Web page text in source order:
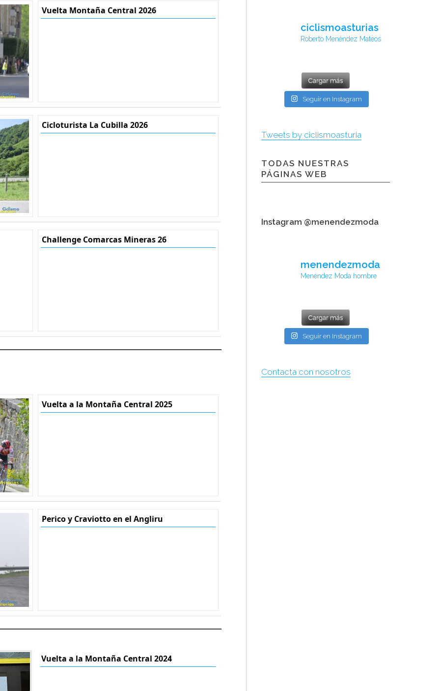
Vuelta Montaña Central 2026
Cicloturista La Cubilla 2026
Challenge Comarcas Mineras 26
Vuelta a la Montaña Central 2025
Perico y Craviotto en el Angliru
Vuelta a la Montaña Central 2024
ciclismoasturias
Roberto Menéndez Mateos
Cargar más
Seguir en Instagram
Tweets by ciclismoasturia
TODAS NUESTRAS
PÁGINAS WEB
Instagram @menendezmoda
menendezmoda
Menéndez Moda hombre
Cargar más
Seguir en Instagram
Contacta con nosotros